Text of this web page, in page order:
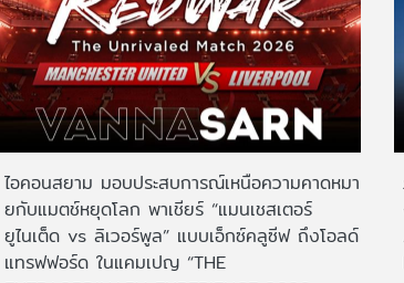
ไอคอนสยาม มอบประสบการณ์เหนือความคาดหมา
ยกับแมตช์หยุดโลก พาเชียร์ “แมนเชสเตอร์
ยูไนเต็ด vs ลิเวอร์พูล” แบบเอ็กซ์คลูซีฟ ถึงโอลด์
แทรฟฟอร์ด ในแคมเปญ “THE